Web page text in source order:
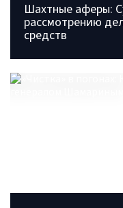
Шахтные аферы:
рассмотрению
средств